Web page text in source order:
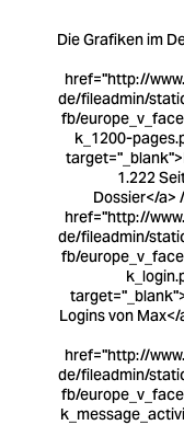
Die Grafiken im
href="http://
de/fileadmin/
fb/
k_1200-
1.222
Dossier</a>
href="http://
de/fileadmin/
fb/
Logins von Max</
href="http://
de/fileadmin/
fb/